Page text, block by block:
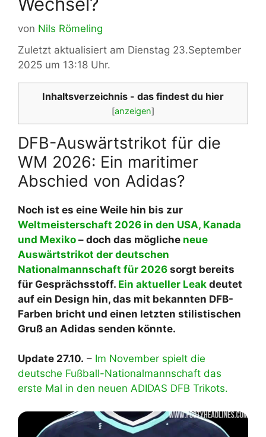
von Nils Römeling
Zuletzt aktualisiert am Dienstag 23.September
2025 um 13:18 Uhr.
Inhaltsverzeichnis - das findest du hier
[anzeigen]
DFB-Auswärtstrikot für die
WM 2026: Ein maritimer
Abschied von Adidas?
Noch ist es eine Weile hin bis zur
Weltmeisterschaft 2026 in den USA, Kanada
und Mexiko – doch das mögliche neue
Auswärtstrikot der deutschen
Nationalmannschaft für 2026 sorgt bereits
für Gesprächsstoff. Ein aktueller Leak deutet
auf ein Design hin, das mit bekannten DFB-
Farben bricht und einen letzten stilistischen
Gruß an Adidas senden könnte.
Update 27.10. – Im November spielt die
deutsche Fußball-Nationalmannschaft das
erste Mal in den neuen ADIDAS DFB Trikots.